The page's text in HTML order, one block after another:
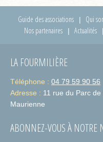
Guide des associations Qui
Nos partenaires
Actualités
LA FOURMILIÈRE
Téléphone : 04 79 59 90 56
Adresse : 11 rue du Parc
Maurienne
ABONNEZ-VOUS À NOTRE